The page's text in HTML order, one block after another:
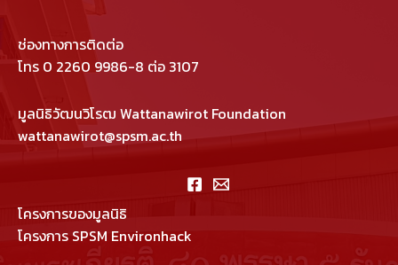
ช่องทางการติดต่อ
โทร 0 2260 9986-8 ต่อ 3107
มูลนิธิวัฒนวิโรฒ Wattanawirot Foundation
wattanawirot@spsm.ac.th
โครงการของมูลนิธิ
โครงการ SPSM Environhack